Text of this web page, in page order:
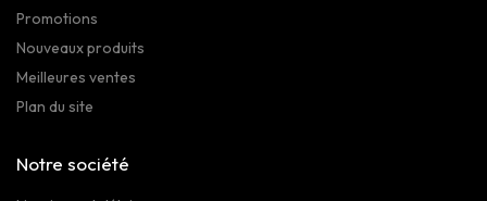
Promotions
Nouveaux produits
Meilleures ventes
Plan du site
Notre société